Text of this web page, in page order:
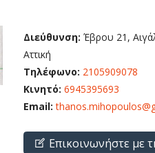
Διεύθυνση: Έβρου 21,
Αττική
Τηλέφωνο: 2105909078
Κινητό: 6945395693
Email:
Επικοινωνήστε με